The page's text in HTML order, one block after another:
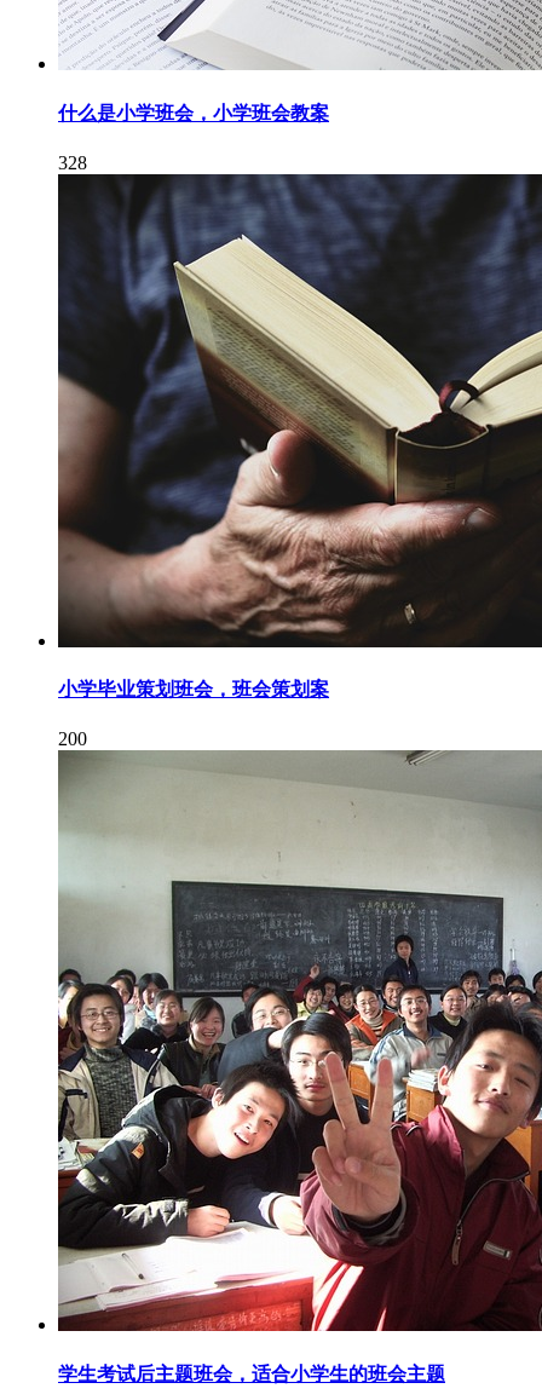
什么是小学班会，小学班会教案
328
小学毕业策划班会，班会策划案
200
学生考试后主题班会，适合小学生的班会主题